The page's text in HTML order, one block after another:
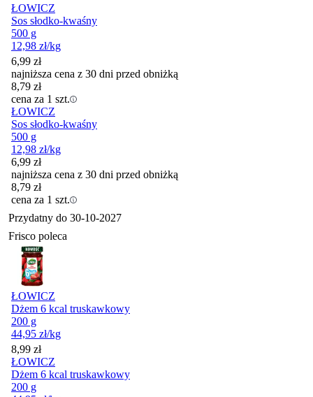
ŁOWICZ
Sos słodko-kwaśny
500 g
12,98 zł/kg
6,99 zł
najniższa cena z 30 dni przed obniżką
8,79 zł
cena za 1 szt.
ŁOWICZ
Sos słodko-kwaśny
500 g
12,98 zł/kg
6,99 zł
najniższa cena z 30 dni przed obniżką
8,79 zł
cena za 1 szt.
Przydatny do 30-10-2027
Frisco poleca
ŁOWICZ
Dżem 6 kcal truskawkowy
200 g
44,95 zł/kg
Cena
8,99 zł
ŁOWICZ
Dżem 6 kcal truskawkowy
200 g